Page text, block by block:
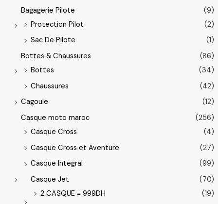
Bagagerie Pilote
(9)
Protection Pilot
(2)
Sac De Pilote
(1)
Bottes & Chaussures
(86)
Bottes
(34)
Chaussures
(42)
Cagoule
(12)
Casque moto maroc
(256)
Casque Cross
(4)
Casque Cross et Aventure
(27)
Casque Integral
(99)
Casque Jet
(70)
2 CASQUE = 999DH
(19)